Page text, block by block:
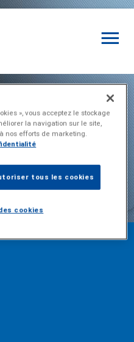
on est en
Laissez vos commentaires
», vous acceptez le stockage
la navigation sur le site,
nos efforts de marketing.
tous les cookies
cookies